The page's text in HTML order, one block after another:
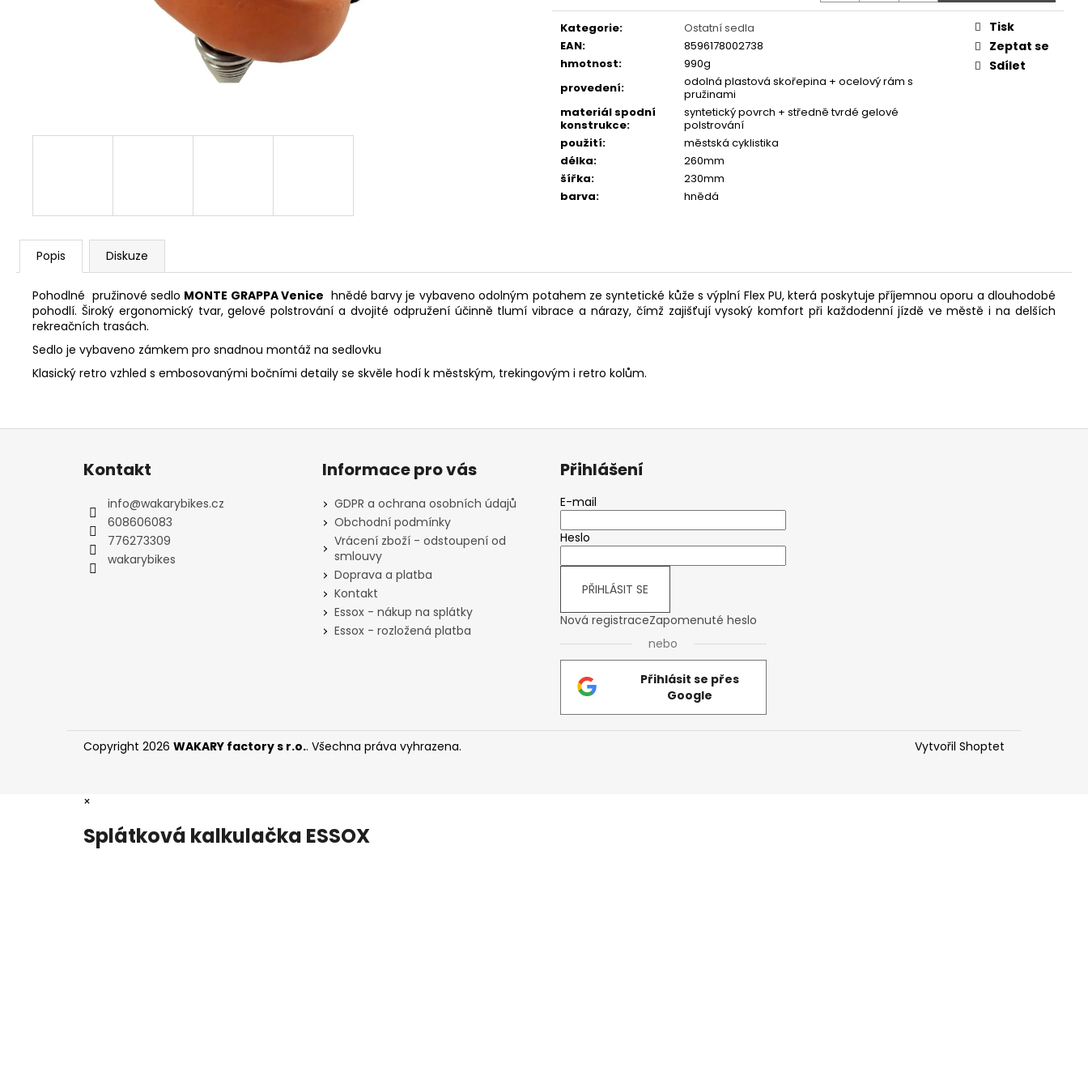
cena:
Kategorie:
Ostatní sedla
EAN:
8596178002738
hmotnost:
990g
provedení:
odolná plastová skořepina + ocelový rám s
pružinami
materiál spodní
konstrukce:
syntetický povrch + středně tvrdé gelové
polstrování
použití:
městská cyklistika
délka:
260mm
šířka:
230mm
barva: hnědá
Tisk
Zeptat se
Sdílet
Popis Diskuze
Pohodlné pružinové sedlo MONTE GRAPPA Venice hnědé barvy je vybaveno odolným potahem ze syntetické kůže s výplní Flex PU, která poskytuje příjemnou oporu a dlouhodobé
pohodlí. Široký ergonomický tvar, gelové polstrování a dvojité odpružení účinně tlumí vibrace a nárazy, čímž zajišťují vysoký komfort při každodenní jízdě ve městě i na delších
rekreačních trasách.
Sedlo je vybaveno zámkem pro snadnou montáž na sedlovku
Klasický retro vzhled s embosovanými bočními detaily se skvěle hodí k městským, trekingovým i retro kolům.
FAVORIT PÁNSKÝ - REDESIGN SPORT
BIKE BY WAKARY
FAVORIT DÁMSKÝ - REDESIGN URBAN ESKA SKLÁDAČKA - REDESIGN URBAN
BIKE BY WAKARY
19 400 Kč
Z
Kontakt
info@wakarybikes.cz
608606083
776273309
wakarybikes
Informace pro vás
GDPR a ochrana osobních údajů
Obchodní podmínky
Vrácení zboží - odstoupení od
smlouvy
Doprava a platba
Kontakt
Essox - nákup na splátky
Essox - rozložená platba
Přihlášení
E-mail
Heslo
PŘIHLÁSIT SE
Nová registraceZapomenuté heslo
nebo
Přihlásit se přes
Google
Vytvořil Shoptet
Copyright 2026 WAKARY factory s r.o.. Všechna práva vyhrazena.
×
Splátková kalkulačka ESSOX